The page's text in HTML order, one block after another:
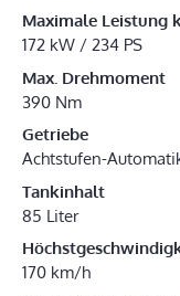
Maximale Leistung
172 kW / 234 PS
Max. Drehmoment
390 Nm
Getriebe
Achtstufen-
Tankinhalt
85 Liter
170 km/h